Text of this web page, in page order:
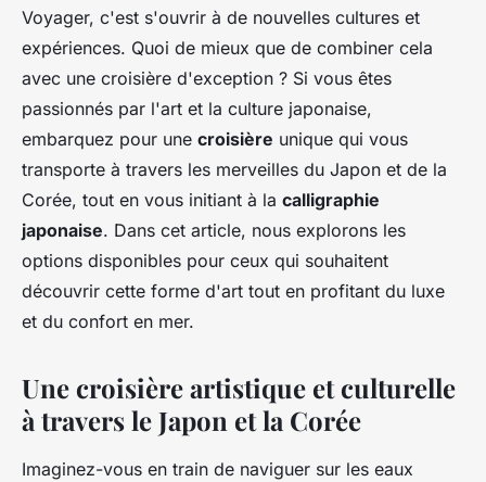
Peut-on trouver une croisière
qui offre des ateliers de
calligraphie japonaise?
Milo•26 juin 2024• 6 min de lecture
Voyager, c'est s'ouvrir à de nouvelles cultures et
expériences. Quoi de mieux que de combiner cela
avec une croisière d'exception ? Si vous êtes
passionnés par l'art et la culture japonaise,
embarquez pour une croisière unique qui vous
transporte à travers les merveilles du Japon et de la
Corée, tout en vous initiant à la calligraphie
japonaise. Dans cet article, nous explorons les
options disponibles pour ceux qui souhaitent
découvrir cette forme d'art tout en profitant du luxe
et du confort en mer.
Une croisière artistique et culturelle
à travers le Japon et la Corée
Imaginez-vous en train de naviguer sur les eaux